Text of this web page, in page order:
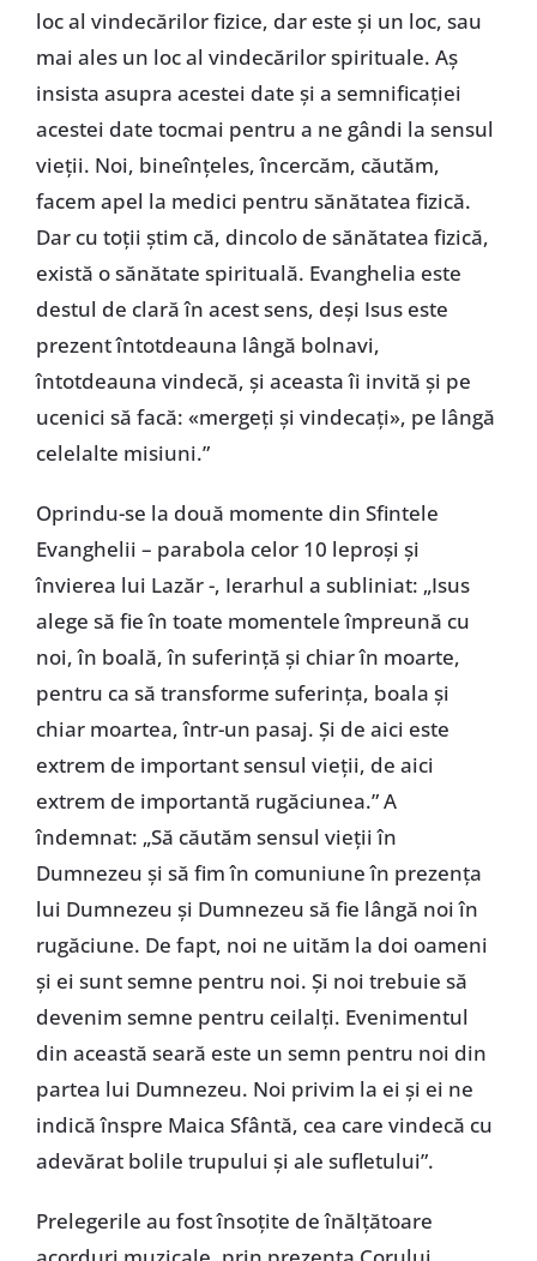
loc al vindecărilor fizice, dar este și un loc, sau
mai ales un loc al vindecărilor spirituale. Aș
insista asupra acestei date și a semnificației
acestei date tocmai pentru a ne gândi la sensul
vieții. Noi, bineînțeles, încercăm, căutăm,
facem apel la medici pentru sănătatea fizică.
Dar cu toții știm că, dincolo de sănătatea fizică,
există o sănătate spirituală. Evanghelia este
destul de clară în acest sens, deși Isus este
prezent întotdeauna lângă bolnavi,
întotdeauna vindecă, și aceasta îi invită și pe
ucenici să facă: «mergeți și vindecați», pe lângă
celelalte misiuni.”
Oprindu-se la două momente din Sfintele
Evanghelii – parabola celor 10 leproși și
învierea lui Lazăr -, Ierarhul a subliniat: „Isus
alege să fie în toate momentele împreună cu
noi, în boală, în suferință și chiar în moarte,
pentru ca să transforme suferința, boala și
chiar moartea, într-un pasaj. Și de aici este
extrem de important sensul vieții, de aici
extrem de importantă rugăciunea.” A
îndemnat: „Să căutăm sensul vieții în
Dumnezeu și să fim în comuniune în prezența
lui Dumnezeu și Dumnezeu să fie lângă noi în
rugăciune. De fapt, noi ne uităm la doi oameni
și ei sunt semne pentru noi. Și noi trebuie să
devenim semne pentru ceilalți. Evenimentul
din această seară este un semn pentru noi din
partea lui Dumnezeu. Noi privim la ei și ei ne
indică înspre Maica Sfântă, cea care vindecă cu
adevărat bolile trupului și ale sufletului”.
Prelegerile au fost însoțite de înălțătoare